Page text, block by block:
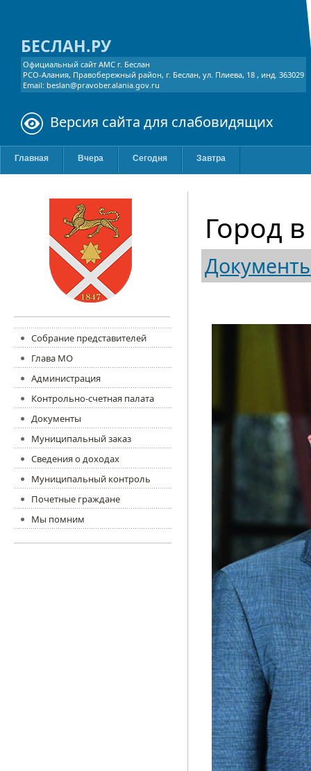
БЕСЛАН.РУ
Официальный сайт АМС г. Беслан
РСО-Алания, Правобережный район, г. Беслан, ул. Плиева, 18 , инд. 363029
Email: beslan@pravober.alania.gov.ru
Версия сайта для слабовидящих
Главная Вчера Сегодня Завтра
Собрание представителей
Глава МО
Администрация
Контрольно-счетная палата
Документы
Муниципальный заказ
Сведения о доходах
Муниципальный контроль
Почетные граждане
Мы помним
Город